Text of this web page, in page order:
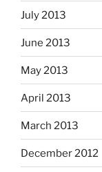
July 2013
June 2013
May 2013
April 2013
March 2013
December 2012